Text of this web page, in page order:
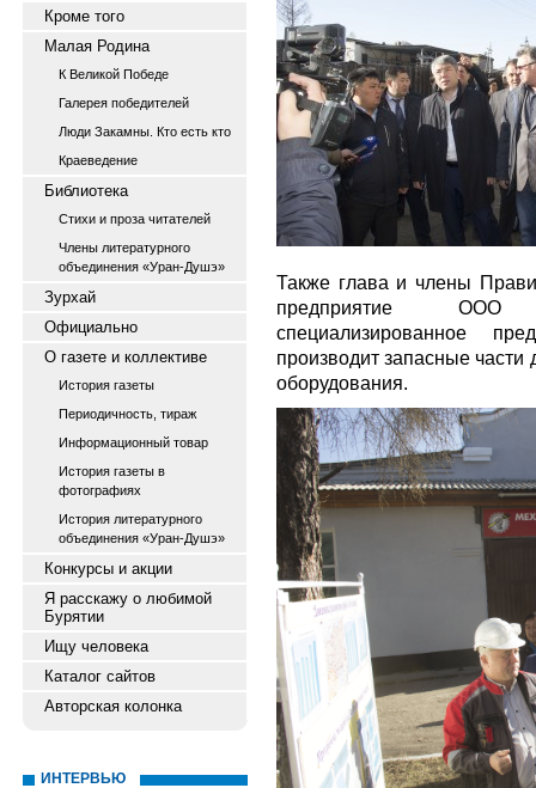
Кроме того
Малая Родина
К Великой Победе
Галерея победителей
Люди Закамны. Кто есть кто
Краеведение
Библиотека
Стихи и проза читателей
Члены литературного
объединения «Уран-Душэ»
Зурхай
Официально
О газете и коллективе
История газеты
Периодичность, тираж
Информационный товар
История газеты в
фотографиях
История литературного
объединения «Уран-Душэ»
Конкурсы и акции
Я расскажу о любимой
Бурятии
Ищу человека
Каталог сайтов
Авторская колонка
ИНТЕРВЬЮ
Также глава и члены
предприятие ООО
специализированное
производит запасные части
оборудования.